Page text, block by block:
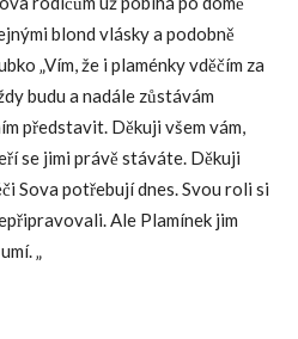
blond vlásky a podobně
„Vím, že i plaménky vděčím za
budu a nadále zůstávám
představit. Děkuji všem vám,
se jimi právě stáváte. Děkuji
Sova potřebují dnes. Svou roli si
Ale Plamínek jim
„